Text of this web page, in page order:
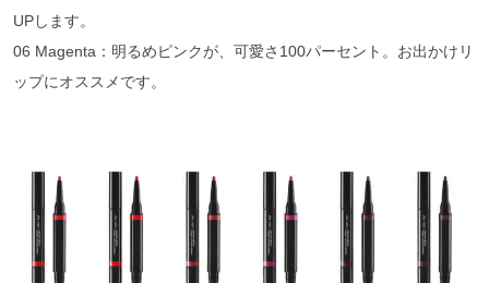
UPします。
06 Magenta：明るめピンクが、可愛さ100パーセント。お出かけリ
ップにオススメです。